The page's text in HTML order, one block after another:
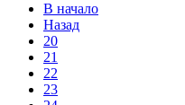
В начало
Назад
20
21
22
23